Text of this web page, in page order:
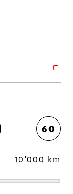
60
10'000 km